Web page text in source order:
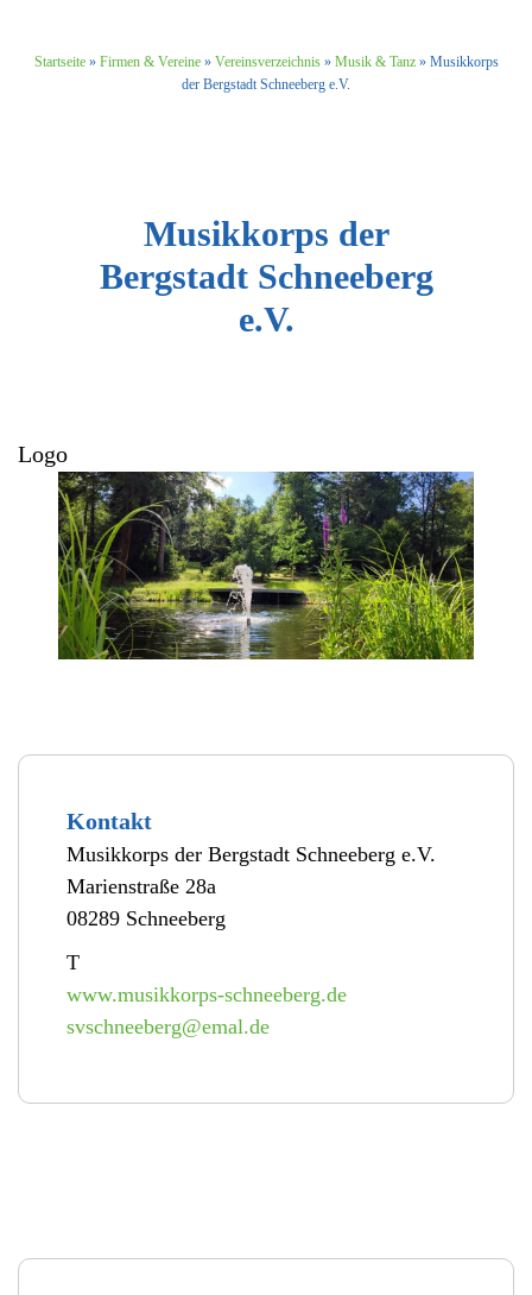
Startseite» Firmen & Vereine» Vereinsverzeichnis» Musik & Tanz» Musikkorps
der Bergstadt Schneeberg e.V.
Musikkorps der
Bergstadt Schneeberg
e.V.
Logo
Kontakt
Musikkorps der Bergstadt Schneeberg e.V.
Marienstraße 28a
08289 Schneeberg
T
www.musikkorps-schneeberg.de
svschneeberg@emal.de